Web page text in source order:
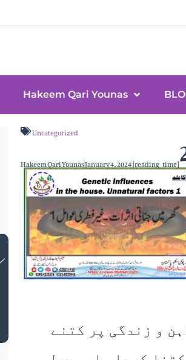
Hakeem Qari Younas
Uncategorized
Hakeem Qari YounasJanuary 4, 2024[reading_time]
و زندگی پر کتنے